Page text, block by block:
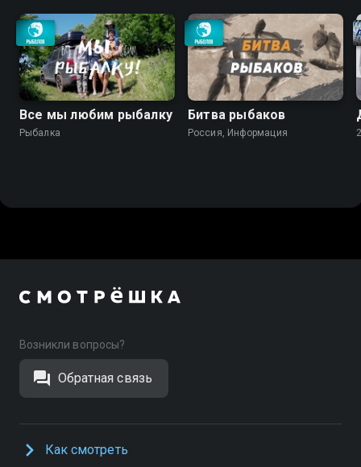
Все мы любим рыбалку
Рыбалка
Битва рыбаков
Россия, Информация
Возникли вопросы?
Обратная связь
Как смотреть